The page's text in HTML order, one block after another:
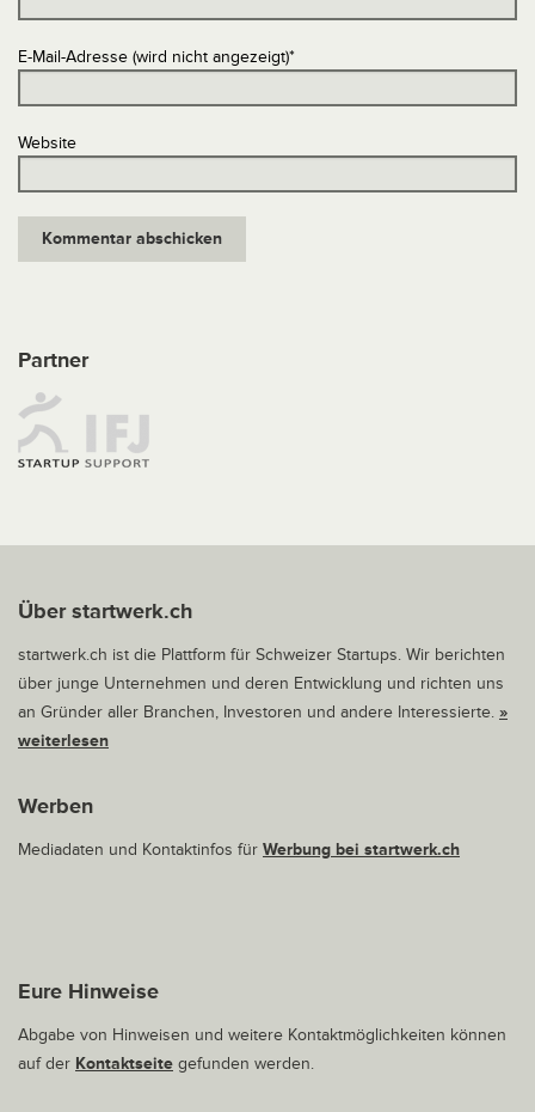
E-Mail-Adresse (wird nicht angezeigt)*
Website
Partner
Über startwerk.ch
startwerk.ch ist die Plattform für Schweizer Startups. Wir berichten
über junge Unternehmen und deren Entwicklung und richten uns
an Gründer aller Branchen, Investoren und andere Interessierte. »
weiterlesen
Werben
Mediadaten und Kontaktinfos für Werbung bei startwerk.ch
Eure Hinweise
Abgabe von Hinweisen und weitere Kontaktmöglichkeiten können
auf der Kontaktseite gefunden werden.